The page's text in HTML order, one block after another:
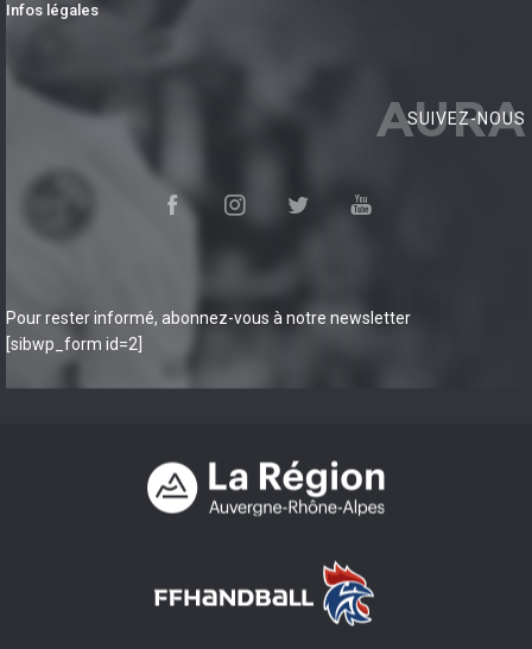
Infos légales
AURA
SUIVEZ-NOUS
Pour rester informé, abonnez-vous à notre newsletter
[sibwp_form id=2]